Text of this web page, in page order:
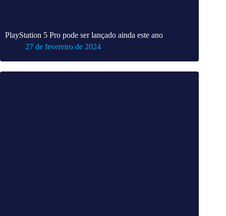
PlayStation 5 Pro pode ser lançado ainda este ano
27 de fevereiro de 2024